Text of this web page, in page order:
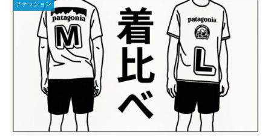
ファッション